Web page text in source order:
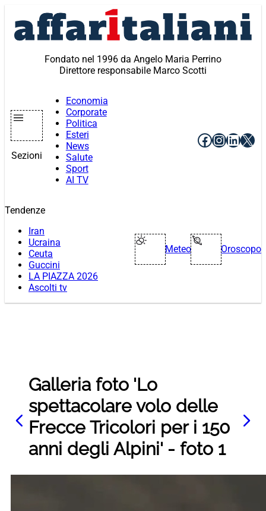
contenuto
Fondato nel 1996 da Angelo Maria Perrino
Direttore responsabile Marco Scotti
Sezioni
Economia
Corporate
Politica
Esteri
News
Salute
Sport
AI TV
Facebook
X
Tendenze
Iran
Ucraina
Ceuta
Guccini
LA PIAZZA 2026
Ascolti tv
Meteo Oroscopo
Galleria foto 'Lo
spettacolare volo delle
Frecce Tricolori per i 150
anni degli Alpini' - foto 1